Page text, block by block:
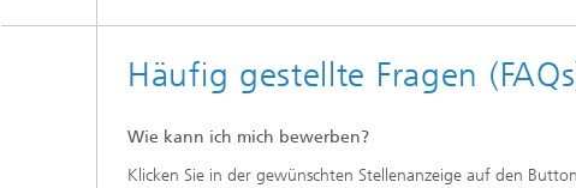
Häufig gestellte Fragen
Wie kann ich mich bewerben?
Klicken Sie in der gewünschten Stellenanzeige auf den